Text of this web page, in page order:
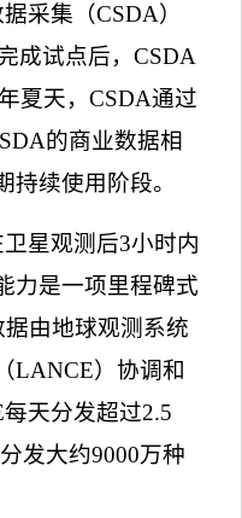
采集（CSDA）
成试点后，CSDA
夏天，CSDA通过
的商业数据相
持续使用阶段。
星观测后3小时内
力是一项里程碑式
据由地球观测系统
LANCE）协调和
每天分发超过2.5
发大约9000万种